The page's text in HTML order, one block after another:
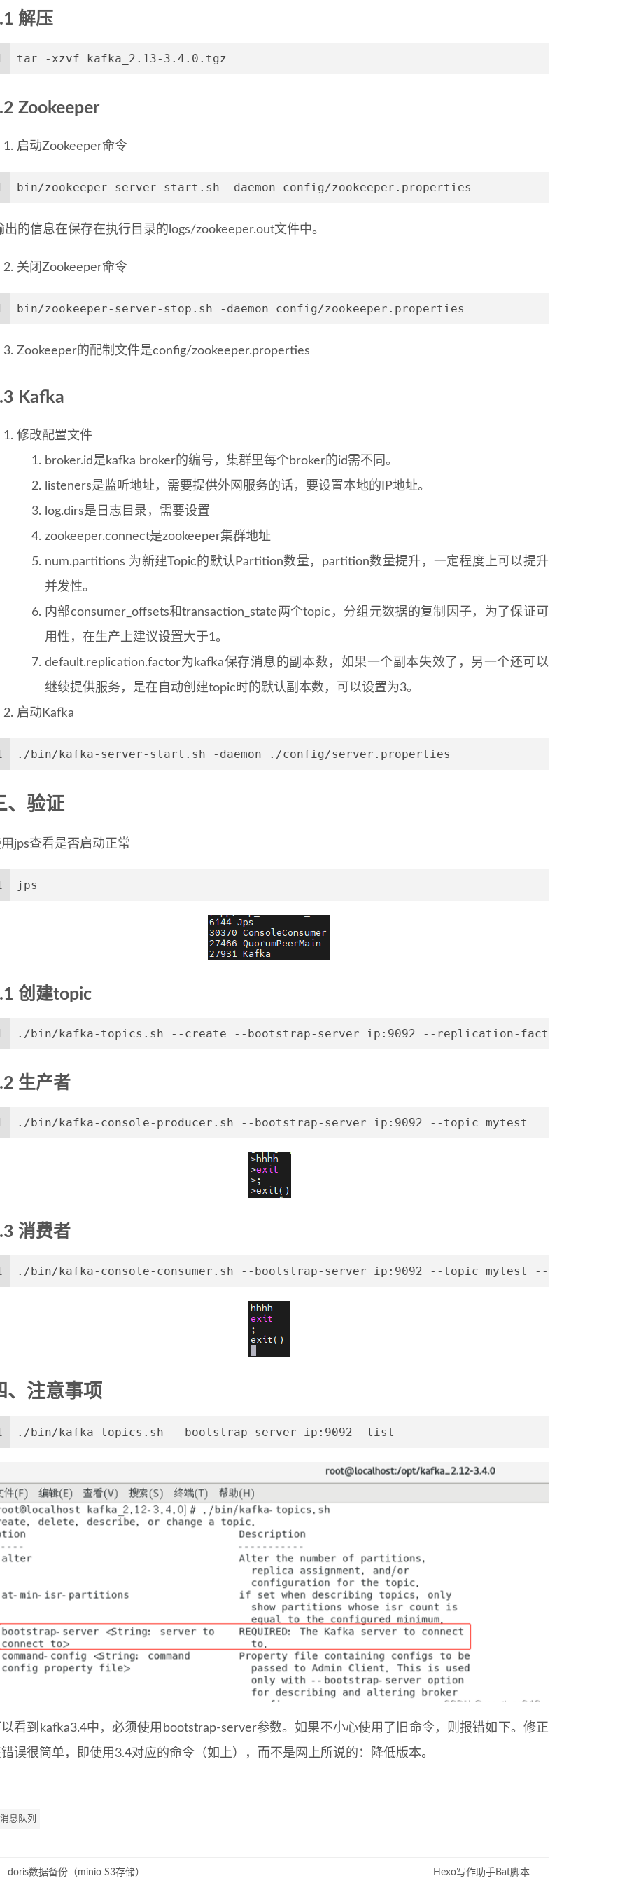
解压
tar -xzvf kafka_2.13-3.4.0.tgz
Zookeeper
启动Zookeeper命令
bin/zookeeper-server-start.sh -daemon config/zookeeper.properties
出的信息在保存在执行目录的logs/zookeeper.out文件中。
关闭Zookeeper命令
bin/zookeeper-server-stop.sh -daemon config/zookeeper.properties
Zookeeper的配制文件是config/zookeeper.properties
Kafka
修改配置文件
broker.id是kafka broker的编号，集群里每个broker的id需不同。
listeners是监听地址，需要提供外网服务的话，要设置本地的IP地址。
log.dirs是日志目录，需要设置
zookeeper.connect是zookeeper集群地址
num.partitions 为新建Topic的默认Partition数量，partition数量提升，一定程度上可以提升
并发性。
内部consumer_offsets和transaction_state两个topic，分组元数据的复制因子，为了保证可
用性，在生产上建议设置大于1。
default.replication.factor为kafka保存消息的副本数，如果一个副本失效了，另一个还可以
继续提供服务，是在自动创建topic时的默认副本数，可以设置为3。
启动Kafka
./bin/kafka-server-start.sh -daemon ./config/server.properties
、验证
jps查看是否启动正常
jps
创建topic
./bin/kafka-topics.sh --create --bootstrap-server ip:9092 --replication-factor 1 --
生产者
./bin/kafka-console-producer.sh --bootstrap-server ip:9092 --topic mytest
消费者
./bin/kafka-console-consumer.sh --bootstrap-server ip:9092 --topic mytest --from-
、注意事项
./bin/kafka-topics.sh --bootstrap-server ip:9092 –list
看到kafka3.4中，必须使用bootstrap-server参数。如果不小心使用了旧命令，则报错如下。修正
误很简单，即使用3.4对应的命令（如上），而不是网上所说的：降低版本。
息队列
doris数据备份（minio S3存储） Hexo写作助手Bat脚本